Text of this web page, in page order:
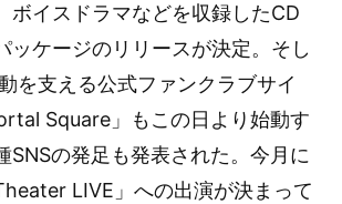
ボイスドラマなどを収録したCD
ッケージのリリースが決定。そし
を支える公式ファンクラブサイ
Square」もこの日より始動す
SNSの発足も発表された。今月に
LIVE」への出演が決まって